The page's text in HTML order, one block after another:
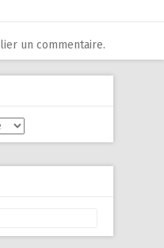
un commentaire.